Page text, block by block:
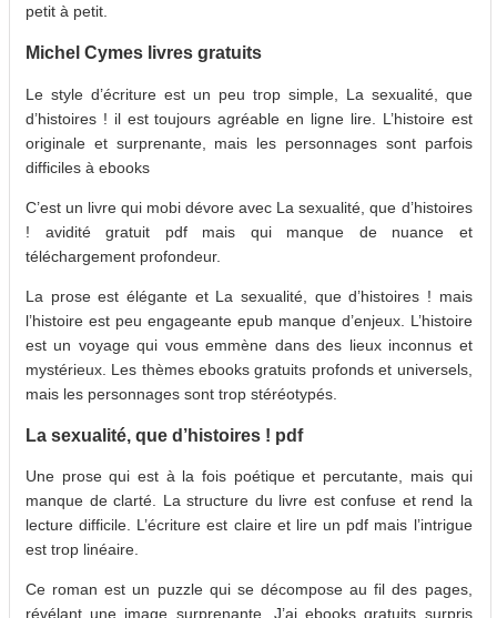
petit à petit.
Michel Cymes livres gratuits
Le style d’écriture est un peu trop simple, La sexualité, que
d’histoires ! il est toujours agréable en ligne lire. L’histoire est
originale et surprenante, mais les personnages sont parfois
difficiles à ebooks
C’est un livre qui mobi dévore avec La sexualité, que d’histoires
! avidité gratuit pdf mais qui manque de nuance et
téléchargement profondeur.
La prose est élégante et La sexualité, que d’histoires ! mais
l’histoire est peu engageante epub manque d’enjeux. L’histoire
est un voyage qui vous emmène dans des lieux inconnus et
mystérieux. Les thèmes ebooks gratuits profonds et universels,
mais les personnages sont trop stéréotypés.
La sexualité, que d’histoires ! pdf
Une prose qui est à la fois poétique et percutante, mais qui
manque de clarté. La structure du livre est confuse et rend la
lecture difficile. L’écriture est claire et lire un pdf mais l’intrigue
est trop linéaire.
Ce roman est un puzzle qui se décompose au fil des pages,
révélant une image surprenante. J’ai ebooks gratuits surpris